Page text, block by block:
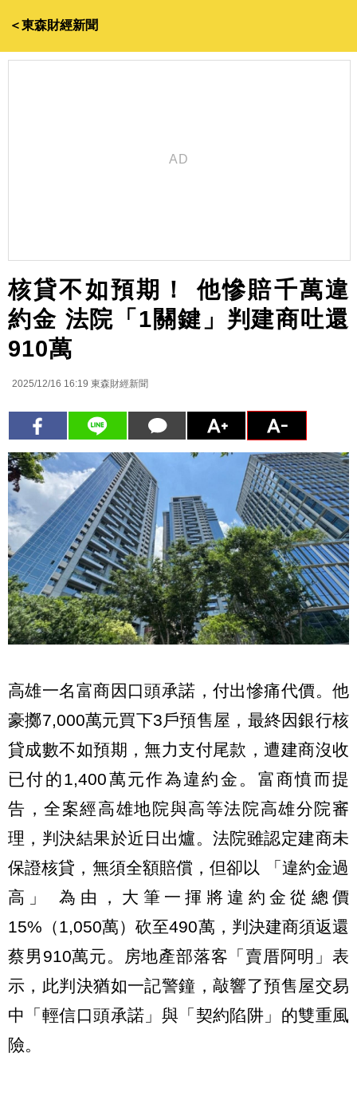
＜東森財經新聞
核貸不如預期！ 他慘賠千萬違
約金 法院「1關鍵」判建商吐還
910萬
2025/12/16 16:19 東森財經新聞
高雄一名富商因口頭承諾，付出慘痛代價。他
豪擲7,000萬元買下3戶預售屋，最終因銀行核
貸成數不如預期，無力支付尾款，遭建商沒收
已付的1,400萬元作為違約金。富商憤而提
告，全案經高雄地院與高等法院高雄分院審
理，判決結果於近日出爐。法院雖認定建商未
保證核貸，無須全額賠償，但卻以 「違約金過
高」 為由，大筆一揮將違約金從總價
15%（1,050萬）砍至490萬，判決建商須返還
蔡男910萬元。房地產部落客「賣厝阿明」表
示，此判決猶如一記警鐘，敲響了預售屋交易
中「輕信口頭承諾」與「契約陷阱」的雙重風
險。